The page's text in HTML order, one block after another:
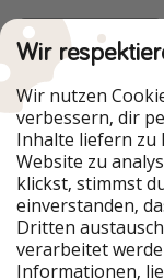
Urlaubspiraten
Unsere Märkte
PiratinViaggio
VakantiePiraten
VoyagesPirates
Urlaubspiraten
TravelPirates
Wir
Wir nutzen
verbessern, dir
Inhalte liefern zu
Website zu
klickst, stimmst
einverstanden,
Dritten
verarbeitet
Informationen,